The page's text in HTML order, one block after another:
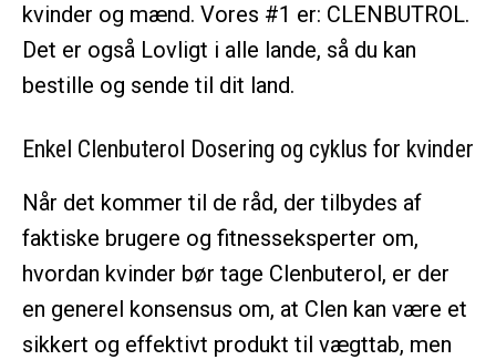
kvinder og mænd. Vores #1 er: CLENBUTROL.
Det er også Lovligt i alle lande, så du kan
bestille og sende til dit land.
Enkel Clenbuterol Dosering og cyklus for kvinder
Når det kommer til de råd, der tilbydes af
faktiske brugere og fitnesseksperter om,
hvordan kvinder bør tage Clenbuterol, er der
en generel konsensus om, at Clen kan være et
sikkert og effektivt produkt til vægttab, men